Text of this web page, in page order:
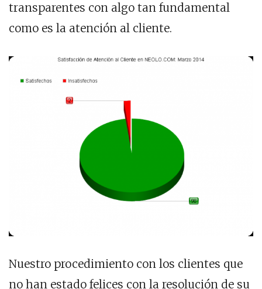
transparentes con algo tan fundamental
como es la atención al cliente.
Nuestro procedimiento con los clientes que
no han estado felices con la resolución de su